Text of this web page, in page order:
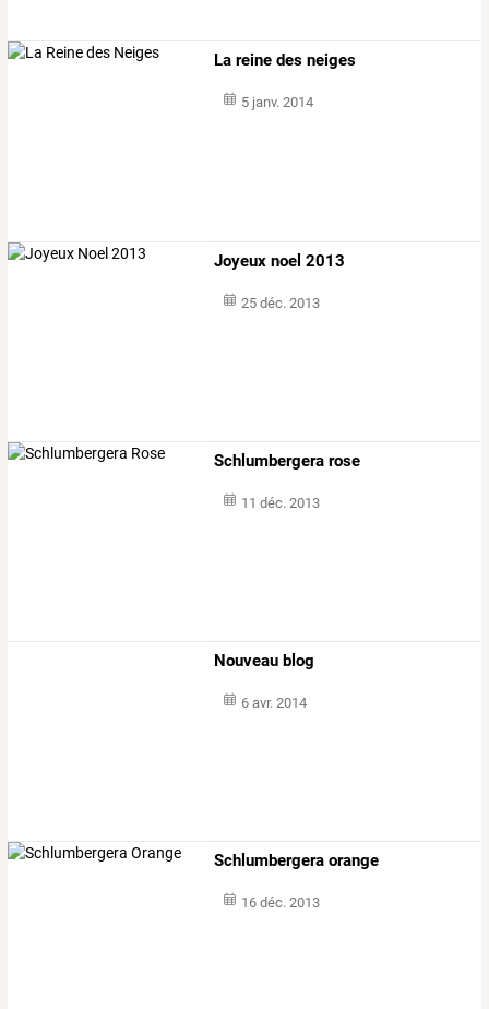
La reine des neiges
5 janv. 2014
Joyeux noel 2013
25 déc. 2013
Schlumbergera rose
11 déc. 2013
Nouveau blog
6 avr. 2014
Schlumbergera orange
16 déc. 2013